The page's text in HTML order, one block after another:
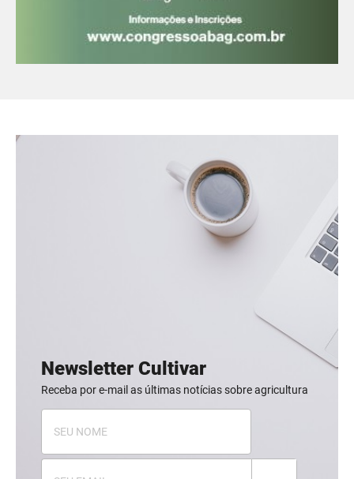
Newsletter Cultivar
Receba por e-mail as últimas notícias sobre agricultura